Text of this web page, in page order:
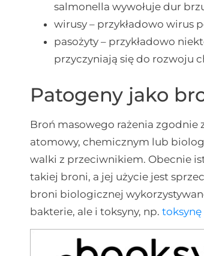
salmonella wywołuje dur
wirusy – przykładowo wirus
pasożyty – przykładowo
przyczyniają się do rozwoju
Patogeny jako
Broń masowego rażenia zgodnie
atomowy, chemicznym lub
walki z przeciwnikiem. Obecnie
takiej broni, a jej użycie jest
broni biologicznej
bakterie, ale i toksyny, np.